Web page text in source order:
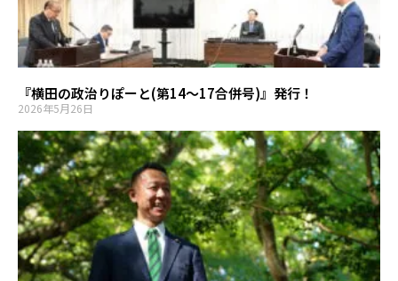
『横田の政治りぽーと(第14～17合併号)』発行！
2026年5月26日